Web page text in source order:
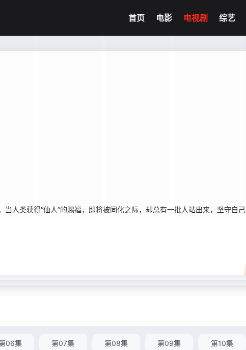
首页 电影 电视剧 综艺
人类获得“仙人”的赐福，即将被同化之际，却总有一批人站出来，坚守自己
06集 第07集 第08集 第09集 第10集